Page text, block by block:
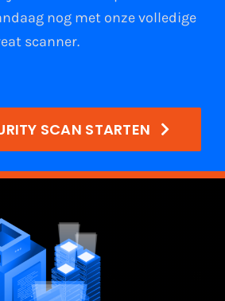
nog met onze volledige
scanner.
SCAN STARTEN